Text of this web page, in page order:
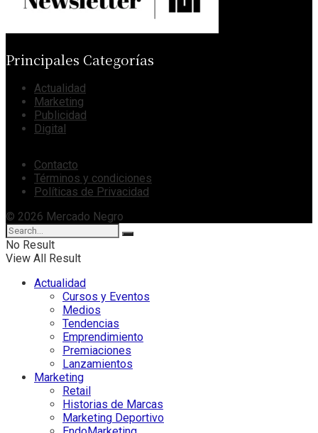
Principales Categorías
Actualidad
Marketing
Publicidad
Digital
Contacto
Términos y condiciones
Políticas de Privacidad
© 2026 Mercado Negro
No Result
View All Result
Actualidad
Cursos y Eventos
Medios
Tendencias
Emprendimiento
Premiaciones
Lanzamientos
Marketing
Retail
Historias de Marcas
Marketing Deportivo